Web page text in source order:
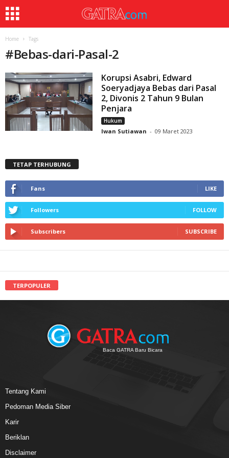
Home Tags
#Bebas-dari-Pasal-2
Korupsi Asabri, Edward
Soeryadjaya Bebas dari Pasal
2, Divonis 2 Tahun 9 Bulan
Penjara
Hukum
Iwan Sutiawan - 09 Maret 2023
TETAP TERHUBUNG
Fans LIKE
Followers FOLLOW
Subscribers SUBSCRIBE
TERPOPULER
Baca GATRA Baru Bicara
Tentang Kami
Pedoman Media Siber
Karir
Beriklan
Disclaimer